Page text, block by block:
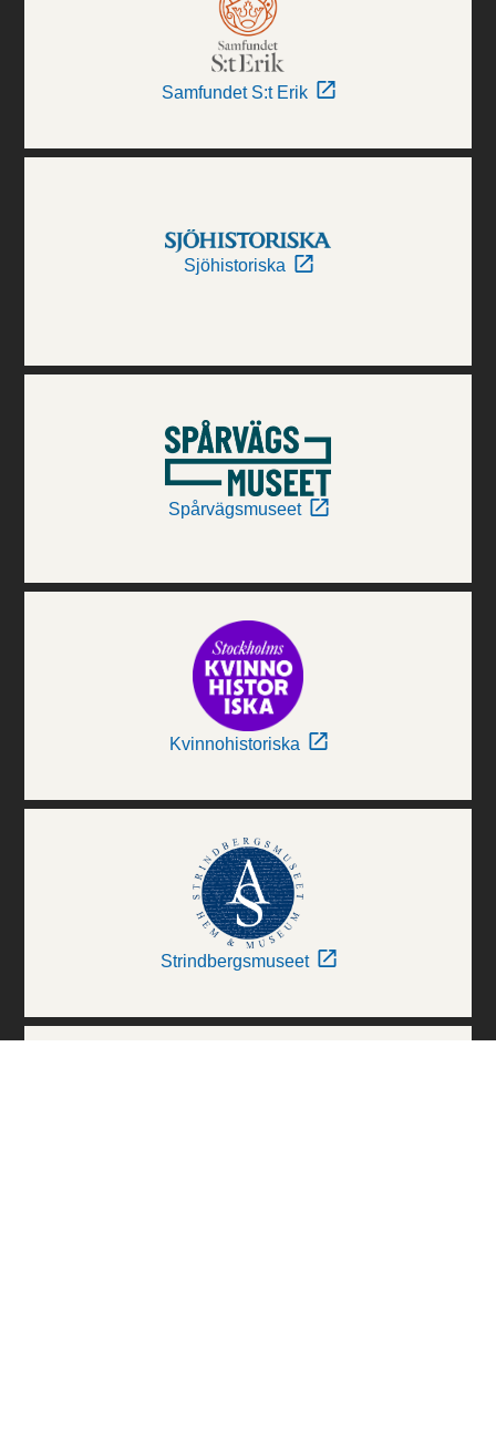
Samfundet S:t Erik
Sjöhistoriska
Spårvägsmuseet
Kvinnohistoriska
Strindbergsmuseet